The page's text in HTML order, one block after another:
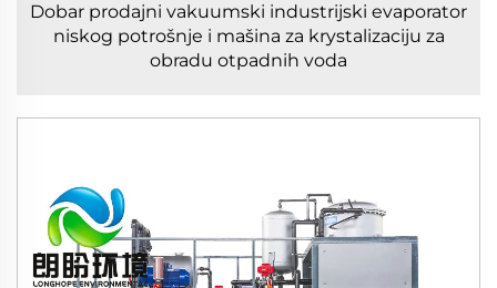
Dobar prodajni vakuumski industrijski evaporator
niskog potrošnje i mašina za krystalizaciju za
obradu otpadnih voda